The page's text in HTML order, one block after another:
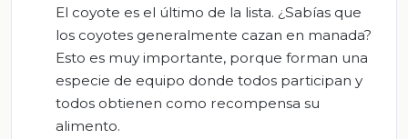
El coyote es el último de la lista. ¿Sabías que
los coyotes generalmente cazan en manada?
Esto es muy importante, porque forman una
especie de equipo donde todos participan y
todos obtienen como recompensa su
alimento.